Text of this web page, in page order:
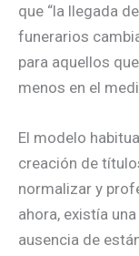
que “la llegada
funerarios
para aquellos
menos en el
El modelo
creación de
normalizar y
ahora, existía
ausencia de